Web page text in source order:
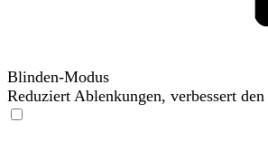
Blinden-Modus
Reduziert Ablenkungen, verbessert